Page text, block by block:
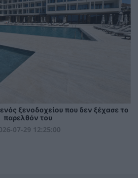
ξενοδοχείου που δεν ξέχασε το
παρελθόν του
07-29 12:25:00